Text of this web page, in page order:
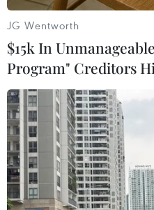
Nghĩa trang Quốc gia đường
anh hùng, liệt sỹ hy sinh tại
JG Wentworth
$15k In
Program" Creditors